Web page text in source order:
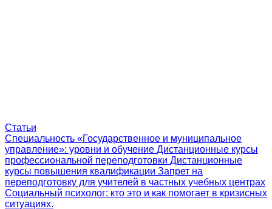
Статьи
Специальность «Государственное и муниципальное
управление»: уровни и обучение Дистанционные курсы
профессиональной переподготовки Дистанционные
курсы повышения квалификации Запрет на
переподготовку для учителей в частных учебных центрах
Социальный психолог: кто это и как помогает в кризисных
ситуациях.